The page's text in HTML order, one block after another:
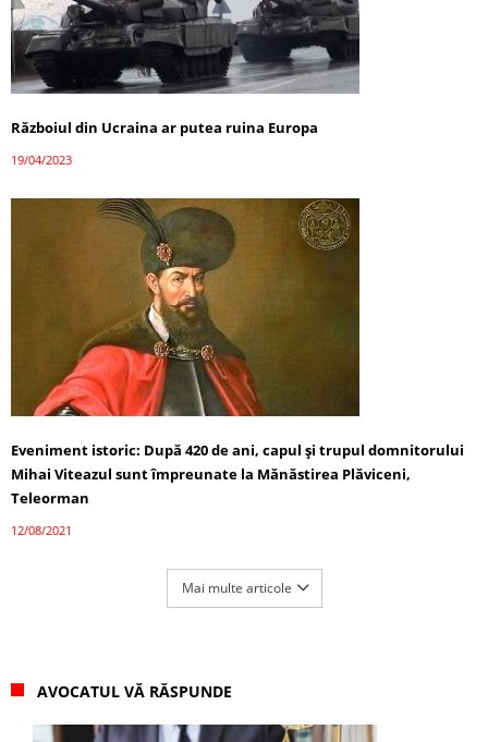
Războiul din Ucraina ar putea ruina Europa
19/04/2023
Eveniment istoric: După 420 de ani, capul și trupul domnitorului
Mihai Viteazul sunt împreunate la Mănăstirea Plăviceni,
Teleorman
12/08/2021
Mai multe articole
AVOCATUL VĂ RĂSPUNDE